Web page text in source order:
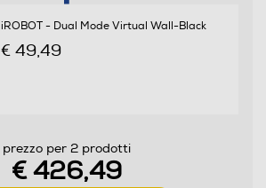
iROBOT - Dual Mode Virtual Wall-Black
€ 49,49
prezzo per 2 prodotti
€ 426,49